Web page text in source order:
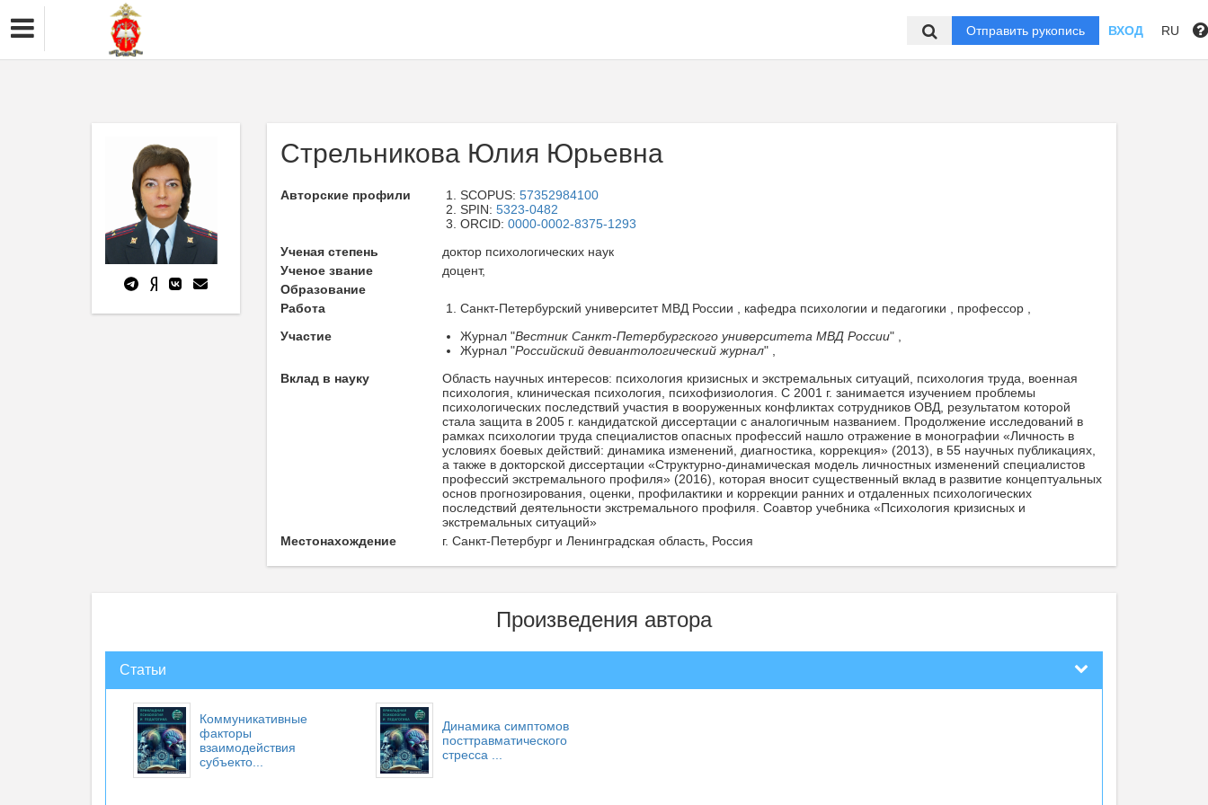
Отправить рукопись ВХОД RU
Стрельникова Юлия Юрьевна
Авторские профили SCOPUS: 57352984100
SPIN: 5323-0482
ORCID: 0000-0002-8375-1293
Ученая степень
доктор психологических наук
Ученое звание
доцент,
Образование
Работа
Санкт-Петербурский университет МВД России , кафедра психологии и педагогики , профессор ,
Участие
Журнал "Вестник Санкт-Петербургского университета МВД России" ,
Журнал "Российский девиантологический журнал" ,
Вклад в науку
Область научных интересов: психология кризисных и экстремальных ситуаций, психология труда, военная
психология, клиническая психология, психофизиология. С 2001 г. занимается изучением проблемы
психологических последствий участия в вооруженных конфликтах сотрудников ОВД, результатом которой
стала защита в 2005 г. кандидатской диссертации с аналогичным названием. Продолжение исследований в
рамках психологии труда специалистов опасных профессий нашло отражение в монографии «Личность в
условиях боевых действий: динамика изменений, диагностика, коррекция» (2013), в 55 научных публикациях,
а также в докторской диссертации «Структурно-динамическая модель личностных изменений специалистов
профессий экстремального профиля» (2016), которая вносит существенный вклад в развитие концептуальных
основ прогнозирования, оценки, профилактики и коррекции ранних и отдаленных психологических
последствий деятельности экстремального профиля. Соавтор учебника «Психология кризисных и
экстремальных ситуаций»
Местонахождение
г. Санкт-Петербург и Ленинградская область, Россия
Произведения автора
Статьи
Коммуникативные
факторы
взаимодействия
субъекто...
Динамика симптомов
посттравматического
стресса ...